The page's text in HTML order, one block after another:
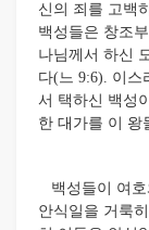
신의 죄를 고백
백성들은 창조
나님께서 하신
다(느 9:6). 이스
서 택하신 백성
한 대가를 이 왕
백성들이 여호
안식일을 거룩